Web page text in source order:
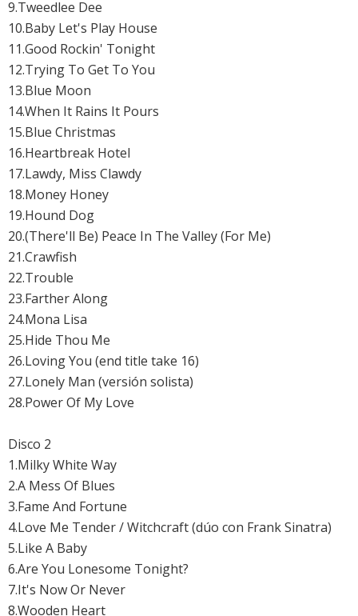
9.Tweedlee Dee
10.Baby Let's Play House
11.Good Rockin' Tonight
12.Trying To Get To You
13.Blue Moon
14.When It Rains It Pours
15.Blue Christmas
16.Heartbreak Hotel
17.Lawdy, Miss Clawdy
18.Money Honey
19.Hound Dog
20.(There'll Be) Peace In The Valley (For Me)
21.Crawfish
22.Trouble
23.Farther Along
24.Mona Lisa
25.Hide Thou Me
26.Loving You (end title take 16)
27.Lonely Man (versión solista)
28.Power Of My Love
Disco 2
1.Milky White Way
2.A Mess Of Blues
3.Fame And Fortune
4.Love Me Tender / Witchcraft (dúo con Frank Sinatra)
5.Like A Baby
6.Are You Lonesome Tonight?
7.It's Now Or Never
8.Wooden Heart